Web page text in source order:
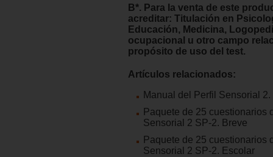
B*. Para la venta de este
acreditar: Titulación en
Educación, Medicina,
ocupacional u otro campo
propósito de uso del test.
Artículos relacionados:
Manual del Perfil Sensorial 2.
Paquete de 25 cuestionarios
Sensorial 2 SP-2. Breve
Paquete de 25 cuestionarios
Sensorial 2 SP-2. Escolar